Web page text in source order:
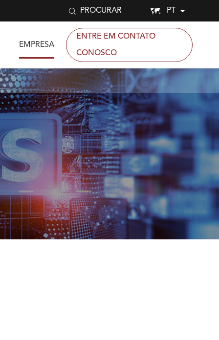
 PROCURAR  PT
EMPRESA
ENTRE EM CONTATO
CONOSCO